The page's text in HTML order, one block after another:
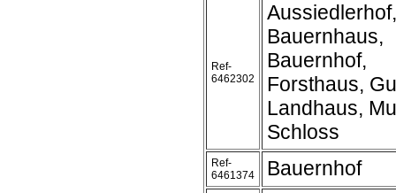
Ref-
6462302
Aussiedlerhof,
Bauernhaus,
Bauernhof,
Forsthaus,
Landhaus,
Schloss
Ref-
6461374
Bauernhof